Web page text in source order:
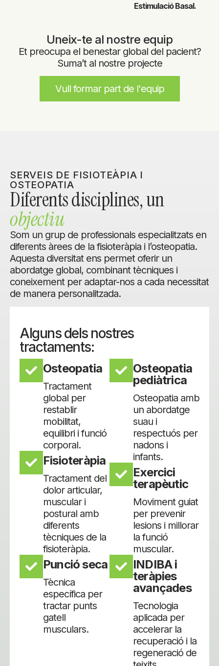
Estimulació Basal.
Uneix-te al nostre equip
Et preocupa el benestar global del pacient?
Suma’t al nostre projecte
Vull formar part de l'equip
SERVEIS DE FISIOTEÀPIA I
OSTEOPATIA
Diferents disciplines, un
objectiu
Som un grup de professionals especialitzats en
diferents àrees de la fisioteràpia i l’osteopatia.
Aquesta diversitat ens permet oferir un
abordatge global, combinant tècniques i
coneixement per adaptar-nos a cada necessitat
de manera personalitzada.
Alguns dels nostres
tractaments:
Osteopatia
Tractament
global per
restablir
mobilitat,
equilibri i funció
corporal.
Fisioteràpia
Tractament del
dolor articular,
muscular i
postural amb
diferents
tècniques de la
fisioteràpia.
Punció seca
Tècnica
específica per
tractar punts
gatell
musculars.
Osteopatia
pediàtrica
Osteopatia amb
un abordatge
suau i
respectuós per
nadons i
infants.
Exercici
terapèutic
Moviment guiat
per prevenir
lesions i millorar
la funció
muscular.
INDIBA i
teràpies
avançades
Tecnologia
aplicada per
accelerar la
recuperació i la
regeneració de